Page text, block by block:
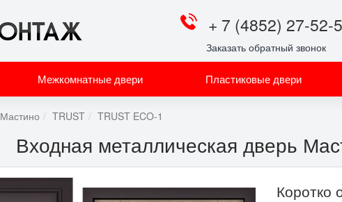
+ 7 (4852) 27-52-
Заказать обратный звонок
Межкомнатные двери Пластиковые двери
Мастино TRUST TRUST ECO-1
Входная металлическая дверь
Коротко